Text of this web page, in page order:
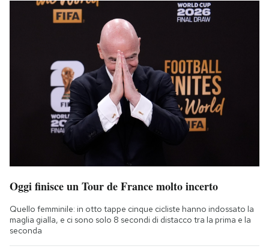
Oggi finisce un Tour de France molto incerto
Quello femminile: in otto tappe cinque cicliste hanno indossato la
maglia gialla, e ci sono solo 8 secondi di distacco tra la prima e la
seconda